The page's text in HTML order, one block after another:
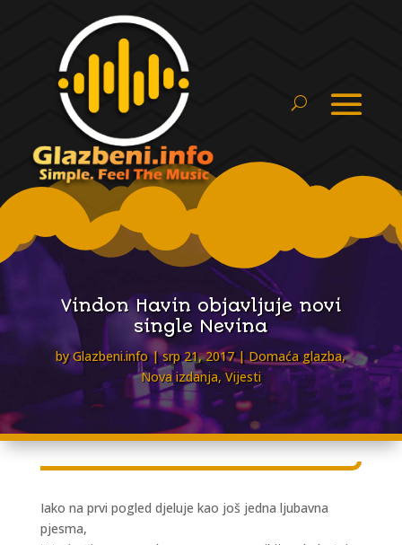
Vindon Havin objavljuje novi
single Nevina
byGlazbeni.info srp 21, 2017 Domaća glazba,
Nova izdanja, Vijesti
Iako na prvi pogled djeluje kao još jedna ljubavna
pjesma,